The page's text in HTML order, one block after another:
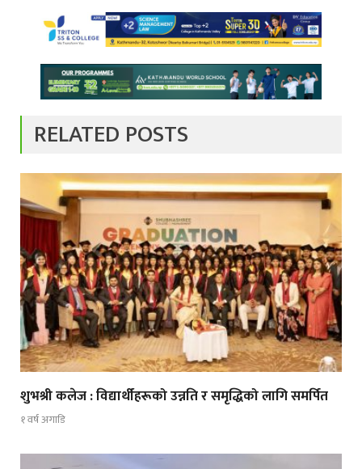
RELATED POSTS
शुभश्री कलेज : विद्यार्थीहरूको उन्नति र समृद्धिको लागि समर्पित
१ वर्ष अगाडि